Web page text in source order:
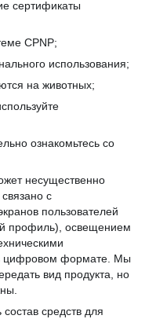
сертификаты
CPNP;
использования;
на животных;
ознакомьтесь со
несущественно
с
пользователей
профиль), освещением
цифровом формате. Мы
вид продукта, но
средств для